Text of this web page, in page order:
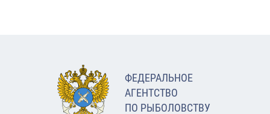
ФЕДЕРАЛЬНОЕ
АГЕНТСТВО
ПО РЫБОЛОВСТВУ